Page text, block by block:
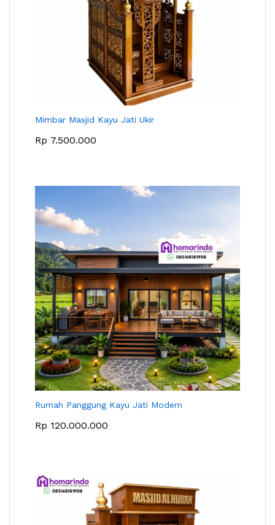
Mimbar Masjid Kayu Jati Ukir
Rp 7.500.000
Rumah Panggung Kayu Jati Modern
Rp 120.000.000